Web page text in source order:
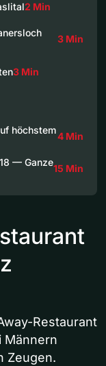
2 Min
3 Min
3 Min
höchstem
4 Min
— Ganze
15 Min
Restaurant
Männern
Zeugen.